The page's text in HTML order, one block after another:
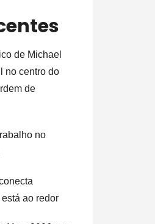
de Michael
no centro do
de
no
ao redor